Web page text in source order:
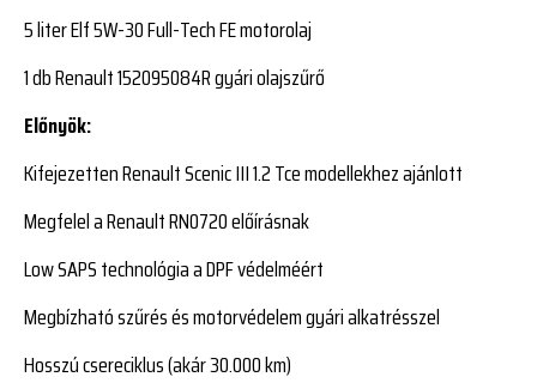
5 liter Elf 5W-30 Full-Tech FE motorolaj
1 db Renault 152095084R gyári olajszűrő
Előnyök:
Kifejezetten Renault Scenic III 1.2 Tce modellekhez ajánlott
Megfelel a Renault RN0720 előírásnak
Low SAPS technológia a DPF védelméért
Megbízható szűrés és motorvédelem gyári alkatrésszel
Hosszú csereciklus (akár 30.000 km)